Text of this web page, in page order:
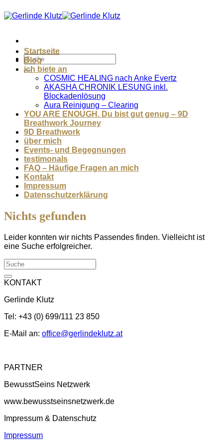
Inhalt
Startseite
Blog
ich biete an
COSMIC HEALING nach Anke Evertz
AKASHA CHRONIK LESUNG inkl.
Blockadenlösung
Aura Reinigung – Clearing
YOU ARE ENOUGH. Du bist gut genug – 9D
Breathwork Journey
9D Breathwork
über mich
Events- und Begegnungen
testimonals
FAQ – Häufige Fragen an mich
Kontakt
Impressum
Datenschutzerklärung
Nichts gefunden
Leider konnten wir nichts Passendes finden. Vielleicht ist
eine Suche erfolgreicher.
KONTAKT
Gerlinde Klutz
Tel: +43 (0) 699/111 23 850
E-Mail an: office@gerlindeklutz.at
PARTNER
BewusstSeins Netzwerk
www.bewusstseinsnetzwerk.de
Impressum & Datenschutz
Impressum